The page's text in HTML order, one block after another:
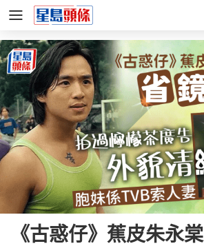
《古惑仔》蕉皮朱永